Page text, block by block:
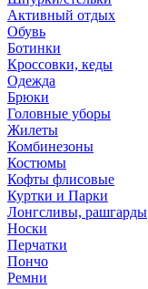
Активный отдых
Обувь
Ботинки
Кроссовки, кеды
Одежда
Брюки
Головные уборы
Жилеты
Комбинезоны
Костюмы
Кофты флисовые
Куртки и Парки
Лонгсливы, рашгарды
Носки
Перчатки
Пончо
Ремни